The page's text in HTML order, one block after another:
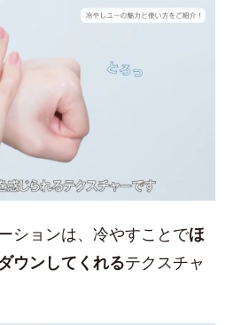
ションは、冷やすことでほ
ウンしてくれるテクスチャ